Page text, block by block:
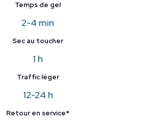
Temps de gel
2-4 min
Sec au toucher
1 h
Traffic léger
12-24 h
Retour en service*